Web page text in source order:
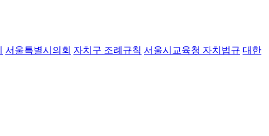
서울특별시의회 자치구 조례규칙 서울시교육청 자치법규 대한